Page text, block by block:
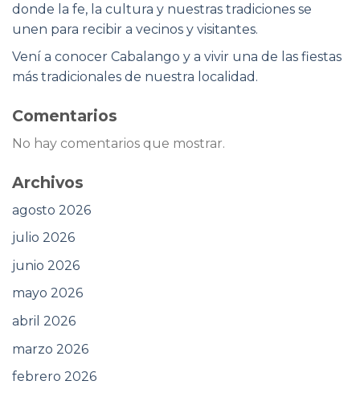
donde la fe, la cultura y nuestras tradiciones se
unen para recibir a vecinos y visitantes.
Vení a conocer Cabalango y a vivir una de las fiestas
más tradicionales de nuestra localidad.
Comentarios
No hay comentarios que mostrar.
Archivos
agosto 2026
julio 2026
junio 2026
mayo 2026
abril 2026
marzo 2026
febrero 2026